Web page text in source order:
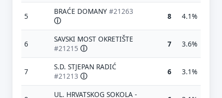
5
BRAĆE DOMANY #21263
ⓘ
8 4.1%
6
SAVSKI MOST OKRETIŠTE
#21215 ⓘ 7 3.6%
7
S.D. STJEPAN RADIĆ
#21213 ⓘ 6 3.1%
UL. HRVATSKOG SOKOLA -